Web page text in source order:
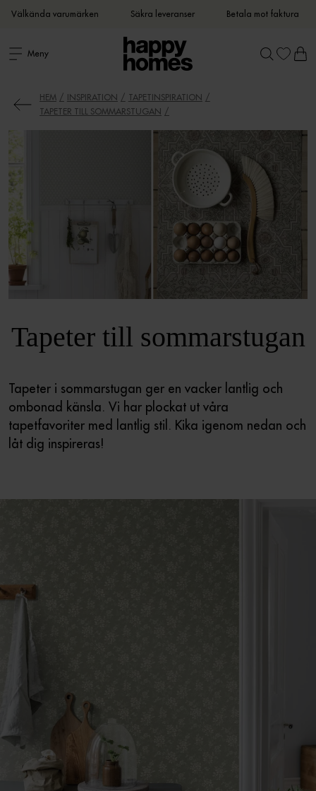
Välkända varumärken Säkra leveranser Betala mot faktura
Meny
HEM INSPIRATION
TAPETINSPIRATION
TAPETER TILL SOMMARSTUGAN
Tapeter till sommarstugan
Tapeter i sommarstugan ger en vacker lantlig och
ombonad känsla. Vi har plockat ut våra
tapetfavoriter med lantlig stil. Kika igenom nedan och
låt dig inspireras!